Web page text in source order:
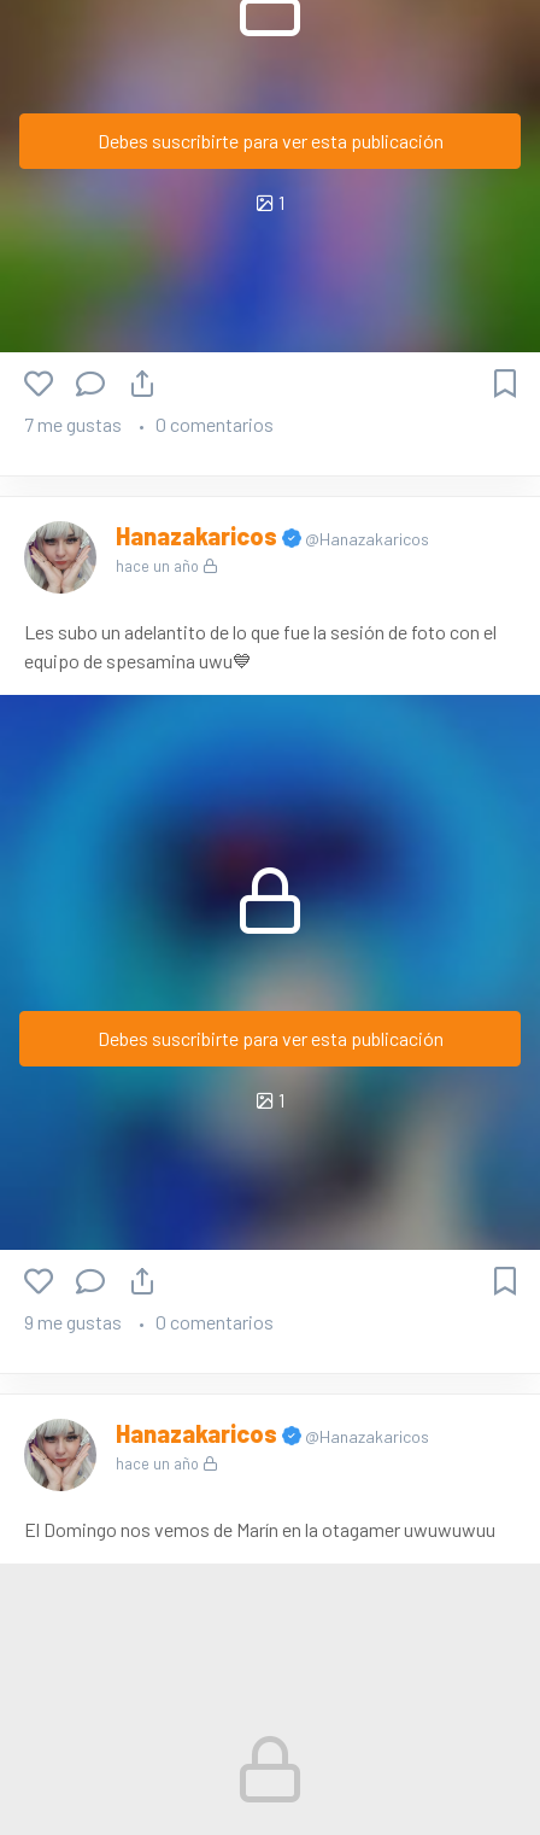
Debes suscribirte para ver esta publicación
1
7 me gustas 0 comentarios
Hanazakaricos @Hanazakaricos
hace un año
Les subo un adelantito de lo que fue la sesión de foto con el
equipo de spesamina uwu💙
Debes suscribirte para ver esta publicación
1
9 me gustas 0 comentarios
Hanazakaricos @Hanazakaricos
hace un año
El Domingo nos vemos de Marín en la otagamer uwuwuwuu